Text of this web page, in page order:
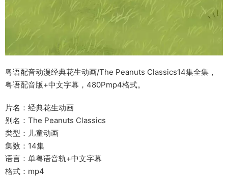
粤语配音动漫经典花生动画/The Peanuts Classics14集全集，
粤语配音版+中文字幕，480Pmp4格式。
片名：经典花生动画
别名：The Peanuts Classics
类型：儿童动画
集数：14集
语言：单粤语音轨+中文字幕
格式：mp4